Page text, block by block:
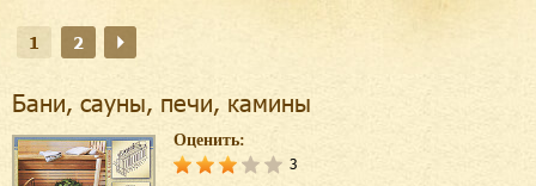
1 2
Бани, сауны, печи, камины
Оценить:
3